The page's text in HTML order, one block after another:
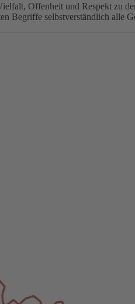
Offenheit und Respekt zu
Begriffe selbstverständlich alle